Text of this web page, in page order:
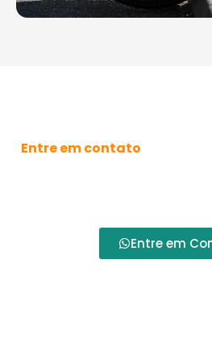
Entre em contato agora
estão
Entre em